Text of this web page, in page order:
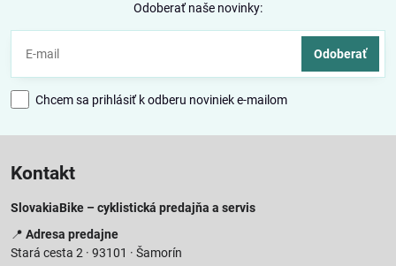
Odoberať naše novinky:
Odoberať
Chcem sa prihlásiť k odberu noviniek e-mailom
Kontakt
SlovakiaBike – cyklistická predajňa a servis
📍 Adresa predajne
Stará cesta 2 · 93101 · Šamorín